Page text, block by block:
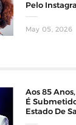
Pelo
May 05, 2026
Aos 85
É
Estado De